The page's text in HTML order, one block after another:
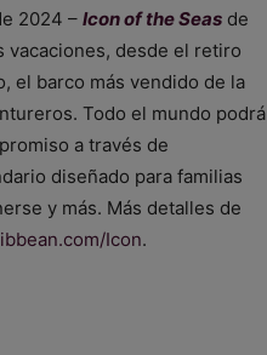
2024 – Icon of the Seas de
vacaciones, desde el retiro
el barco más vendido de la
Todo el mundo podrá
a través de
diseñado para familias
y más. Más detalles de
Icon.